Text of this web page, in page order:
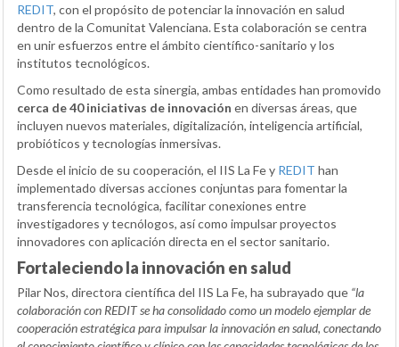
REDIT, con el propósito de potenciar la innovación en salud
dentro de la Comunitat Valenciana. Esta colaboración se centra
en unir esfuerzos entre el ámbito científico-sanitario y los
institutos tecnológicos.
Como resultado de esta sinergia, ambas entidades han promovido
cerca de 40 iniciativas de innovación en diversas áreas, que
incluyen nuevos materiales, digitalización, inteligencia artificial,
probióticos y tecnologías inmersivas.
Desde el inicio de su cooperación, el IIS La Fe y REDIT han
implementado diversas acciones conjuntas para fomentar la
transferencia tecnológica, facilitar conexiones entre
investigadores y tecnólogos, así como impulsar proyectos
innovadores con aplicación directa en el sector sanitario.
Fortaleciendo la innovación en salud
Pilar Nos, directora científica del IIS La Fe, ha subrayado que “la
colaboración con REDIT se ha consolidado como un modelo ejemplar de
cooperación estratégica para impulsar la innovación en salud, conectando